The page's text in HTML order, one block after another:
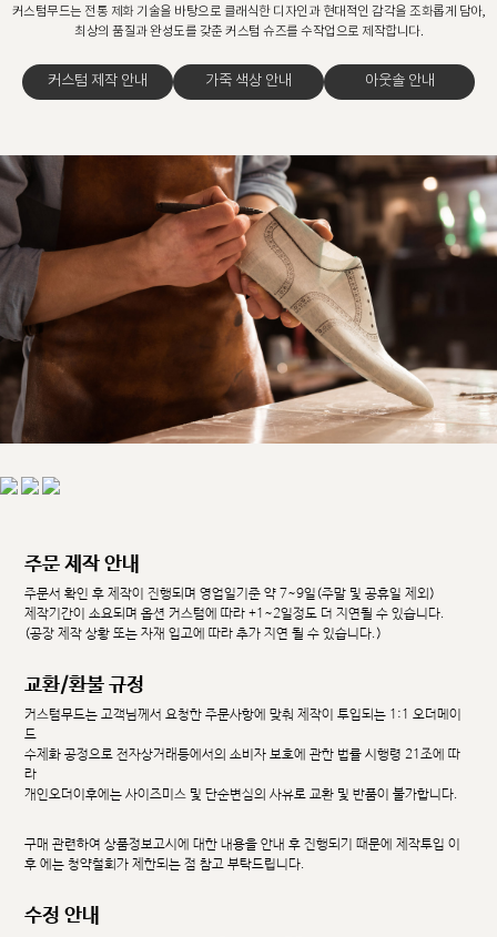
커스텀무드는 전통 제화 기술을 바탕으로 클래식한 디자인과 현대적인 감각을 조화롭게 담아,
최상의 품질과 완성도를 갖춘 커스텀 슈즈를 수작업으로 제작합니다.
커스텀 제작 안내 가죽 색상 안내 아웃솔 안내
주문 제작 안내
주문서 확인 후 제작이 진행되며 영업일기준 약 7~9일(주말 및 공휴일 제외)
제작기간이 소요되며 옵션 커스텀에 따라 +1~2일정도 더 지연될 수 있습니다.
(공장 제작 상황 또는 자재 입고에 따라 추가 지연 될 수 있습니다.)
교환/환불 규정
커스텀무드는 고객님께서 요청한 주문사항에 맞춰 제작이 투입되는 1:1 오더메이
드
수제화 공정으로 전자상거래등에서의 소비자 보호에 관한 법률 시행령 21조에 따
라
개인오더이후에는 사이즈미스 및 단순변심의 사유로 교환 및 반품이 불가합니다.
구매 관련하여 상품정보고시에 대한 내용을 안내 후 진행되기 때문에 제작투입 이
후 에는 청약철회가 제한되는 점 참고 부탁드립니다.
수정 안내